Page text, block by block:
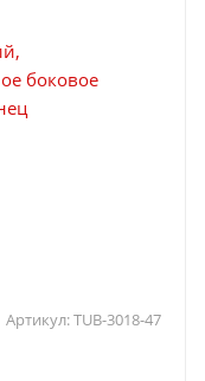
Артикул:TUB-3018-47